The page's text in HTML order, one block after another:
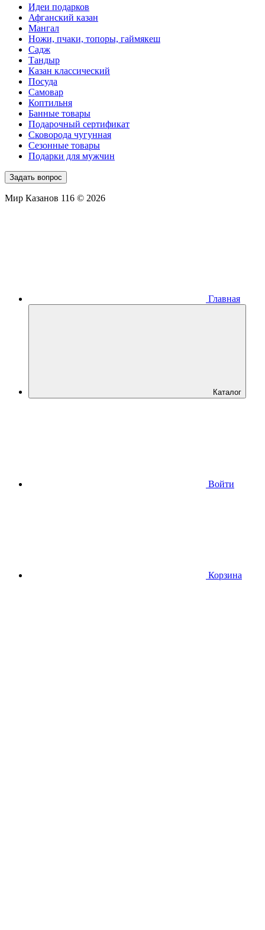
Идеи подарков
Афганский казан
Мангал
Ножи, пчаки, топоры, гаймякеш
Садж
Тандыр
Казан классический
Посуда
Самовар
Коптильня
Банные товары
Подарочный сертификат
Сковорода чугунная
Сезонные товары
Подарки для мужчин
Задать вопрос
Мир Казанов 116 © 2026
Главная
Каталог
Войти
Корзина